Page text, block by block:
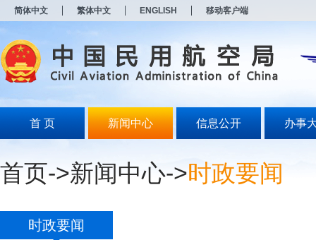
简体中文 繁体中文 ENGLISH 移动客户端
首 页 新闻中心 信息公开 办事
首页->新闻中心->时政要闻
时政要闻
打
开
无
障
说
Alt
加